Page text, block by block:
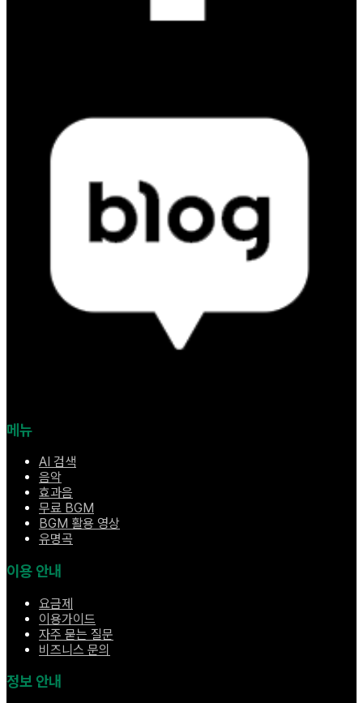
메뉴
AI 검색
음악
효과음
무료 BGM
BGM 활용 영상
유명곡
이용 안내
요금제
이용가이드
자주 묻는 질문
비즈니스 문의
정보 안내